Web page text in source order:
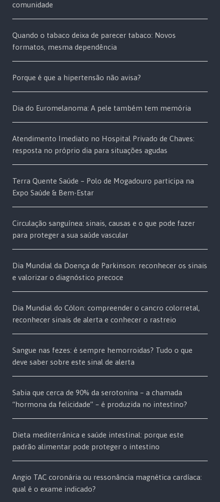
comunidade
Quando o tabaco deixa de parecer tabaco: Novos
formatos, mesma dependência
Porque é que a hipertensão não avisa?
Dia do Euromelanoma: A pele também tem memória
Atendimento Imediato no Hospital Privado de Chaves:
resposta no próprio dia para situações agudas
Terra Quente Saúde – Polo de Mogadouro participa na
Expo Saúde & Bem-Estar
Circulação sanguínea: sinais, causas e o que pode fazer
para proteger a sua saúde vascular
Dia Mundial da Doença de Parkinson: reconhecer os sinais
e valorizar o diagnóstico precoce
Dia Mundial do Cólon: compreender o cancro colorretal,
reconhecer sinais de alerta e conhecer o rastreio
Sangue nas fezes: é sempre hemorroidas? Tudo o que
deve saber sobre este sinal de alerta
Sabia que cerca de 90% da serotonina – a chamada
“hormona da felicidade” – é produzida no intestino?
Dieta mediterrânica e saúde intestinal: porque este
padrão alimentar pode proteger o intestino
Angio TAC coronária ou ressonância magnética cardíaca:
qual é o exame indicado?